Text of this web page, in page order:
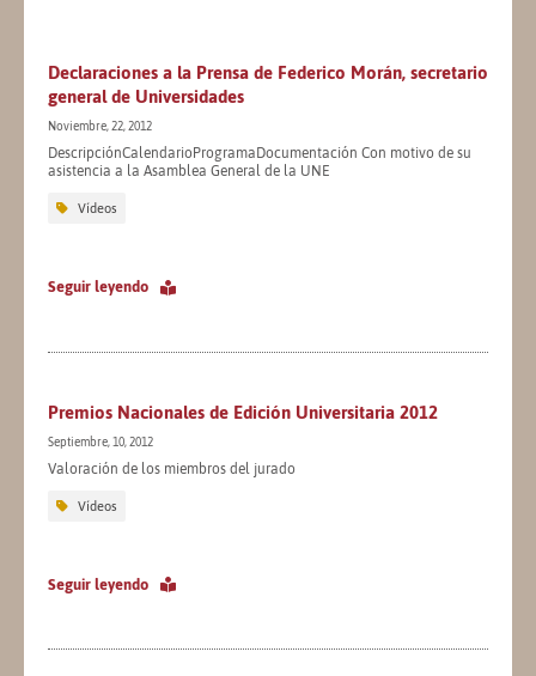
Declaraciones a la Prensa de Federico Morán, secretario
general de Universidades
Noviembre, 22, 2012
DescripciónCalendarioProgramaDocumentación Con motivo de su
asistencia a la Asamblea General de la UNE
Vídeos
Seguir leyendo
Premios Nacionales de Edición Universitaria 2012
Septiembre, 10, 2012
Valoración de los miembros del jurado
Vídeos
Seguir leyendo